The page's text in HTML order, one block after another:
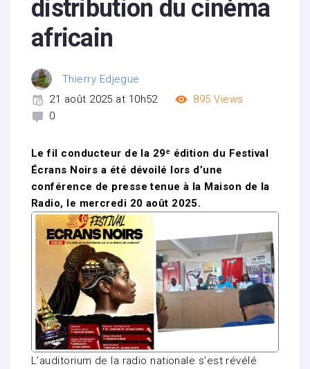
distribution du cinéma
africain
Thierry Edjegue
21 août 2025 at 10h52
895 Views
0
Le fil conducteur de la 29ᵉ édition du Festival
Écrans Noirs a été dévoilé lors d’une
conférence de presse tenue à la Maison de la
Radio, le mercredi 20 août 2025.
L’auditorium de la radio nationale s’est révélé